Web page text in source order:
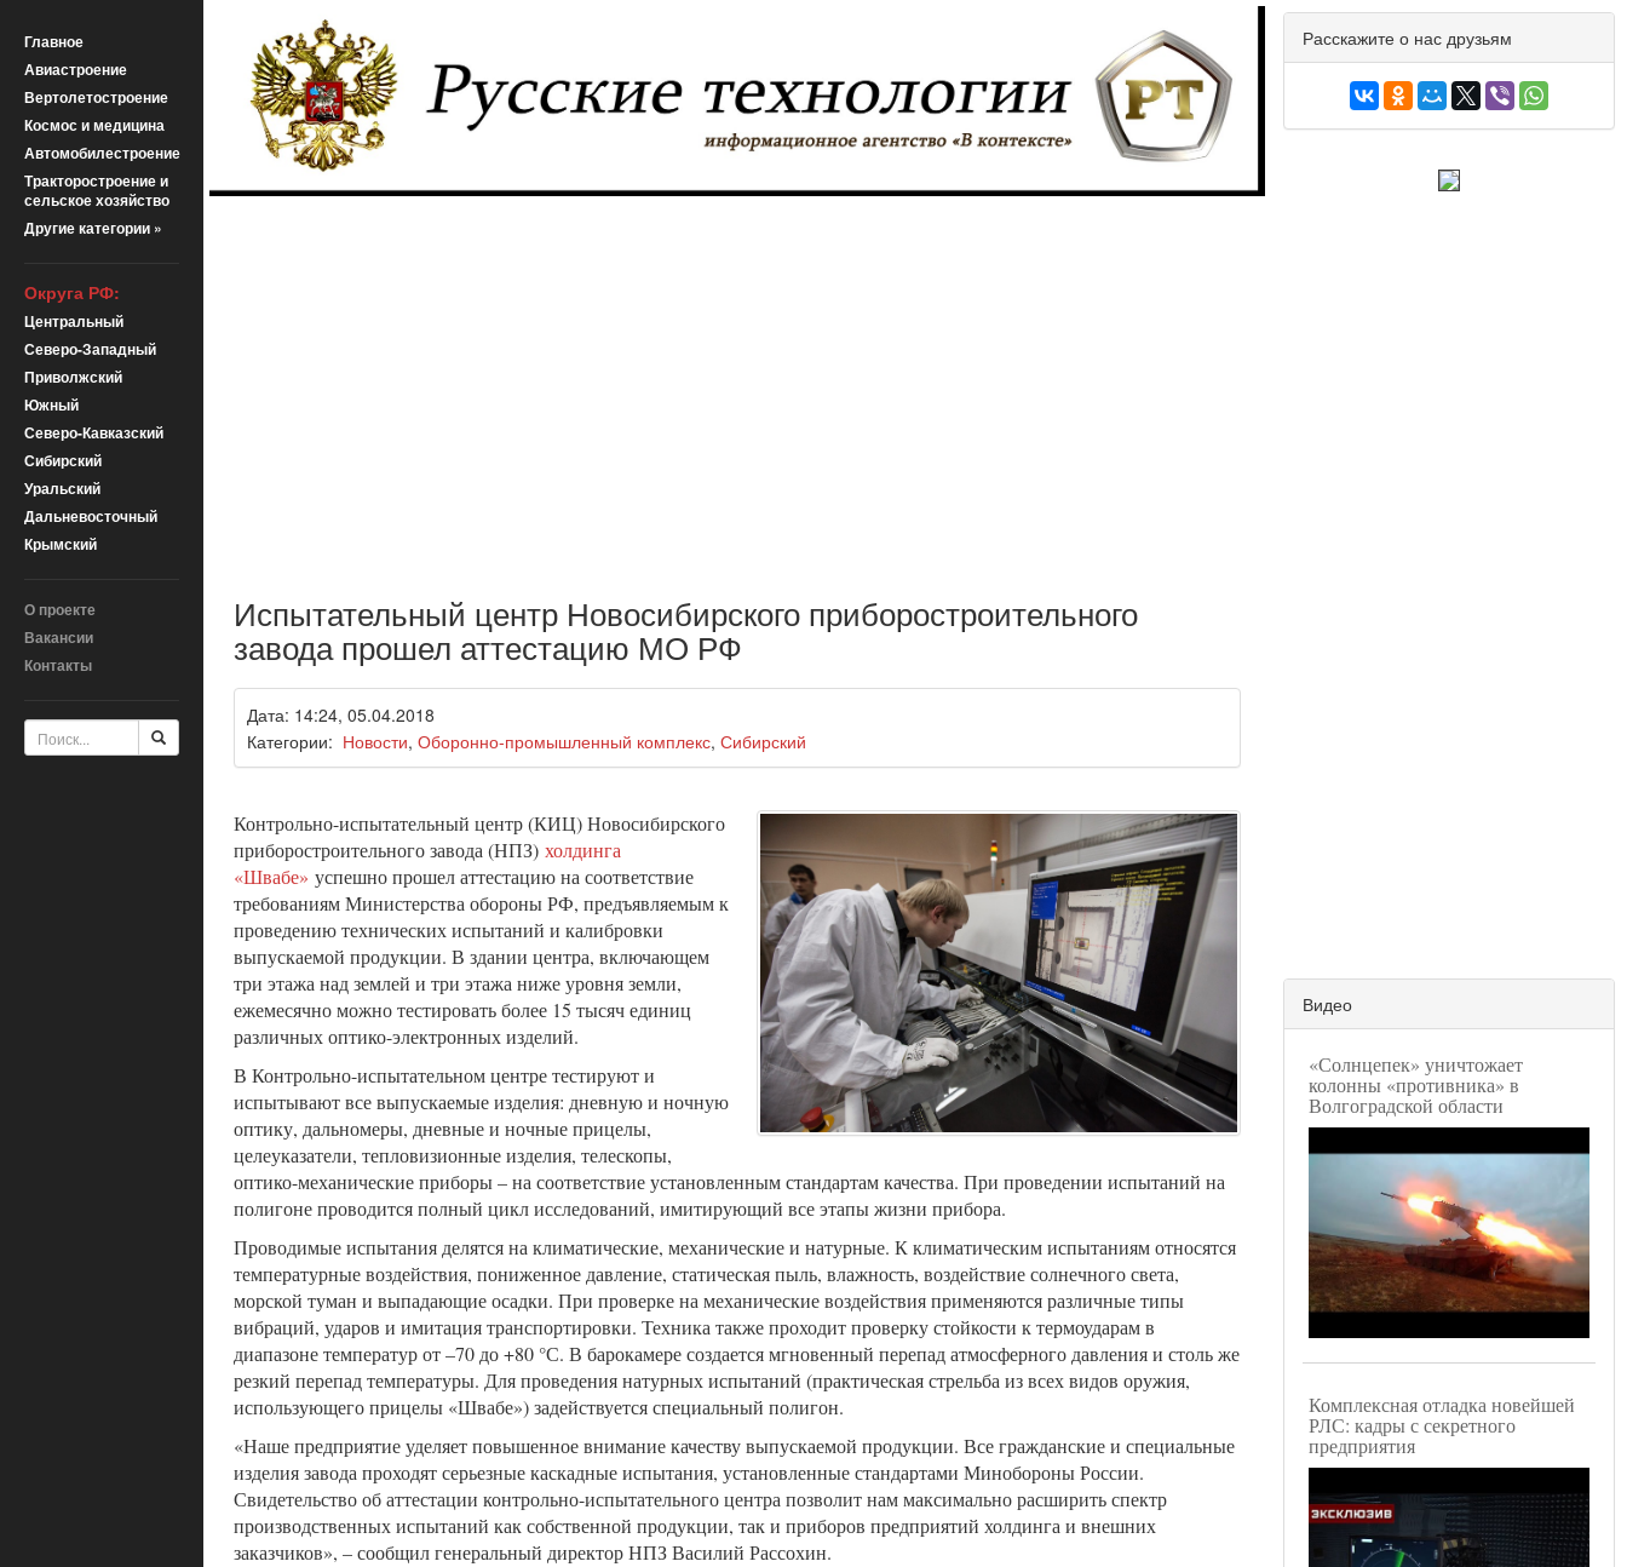
Главное
Авиастроение
Вертолетостроение
Космос и медицина
Автомобилестроение
Тракторостроение и
сельское хозяйство
Другие категории »
Округа РФ:
Центральный
Северо-Западный
Приволжский
Южный
Северо-Кавказский
Сибирский
Уральский
Дальневосточный
Крымский
О проекте
Вакансии
Контакты
Испытательный центр Новосибирского приборостроительного
завода прошел аттестацию МО РФ
Дата: 14:24, 05.04.2018
Категории: Новости, Оборонно-промышленный комплекс, Сибирский
Контрольно-испытательный центр (КИЦ) Новосибирского
приборостроительного завода (НПЗ) холдинга
«Швабе» успешно прошел аттестацию на соответствие
требованиям Министерства обороны РФ, предъявляемым к
проведению технических испытаний и калибровки
выпускаемой продукции. В здании центра, включающем
три этажа над землей и три этажа ниже уровня земли,
ежемесячно можно тестировать более 15 тысяч единиц
различных оптико-электронных изделий.
В Контрольно-испытательном центре тестируют и
испытывают все выпускаемые изделия: дневную и ночную
оптику, дальномеры, дневные и ночные прицелы,
целеуказатели, тепловизионные изделия, телескопы,
оптико-механические приборы – на соответствие установленным стандартам качества. При проведении испытаний на
полигоне проводится полный цикл исследований, имитирующий все этапы жизни прибора.
Проводимые испытания делятся на климатические, механические и натурные. К климатическим испытаниям относятся
температурные воздействия, пониженное давление, статическая пыль, влажность, воздействие солнечного света,
морской туман и выпадающие осадки. При проверке на механические воздействия применяются различные типы
вибраций, ударов и имитация транспортировки. Техника также проходит проверку стойкости к термоударам в
диапазоне температур от –70 до +80 °С. В барокамере создается мгновенный перепад атмосферного давления и столь же
резкий перепад температуры. Для проведения натурных испытаний (практическая стрельба из всех видов оружия,
использующего прицелы «Швабе») задействуется специальный полигон.
«Наше предприятие уделяет повышенное внимание качеству выпускаемой продукции. Все гражданские и специальные
изделия завода проходят серьезные каскадные испытания, установленные стандартами Минобороны России.
Свидетельство об аттестации контрольно-испытательного центра позволит нам максимально расширить спектр
производственных испытаний как собственной продукции, так и приборов предприятий холдинга и внешних
заказчиков», – сообщил генеральный директор НПЗ Василий Рассохин.
Расскажите о нас друзьям
Видео
«Солнцепек» уничтожает
колонны «противника» в
Волгоградской области
Комплексная отладка новейшей
РЛС: кадры с секретного
предприятия